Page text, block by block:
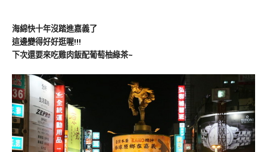
海綿快十年沒踏進嘉義了
這邊變得好好逛喔!!!
下次還要來吃雞肉飯配葡萄柚綠茶~